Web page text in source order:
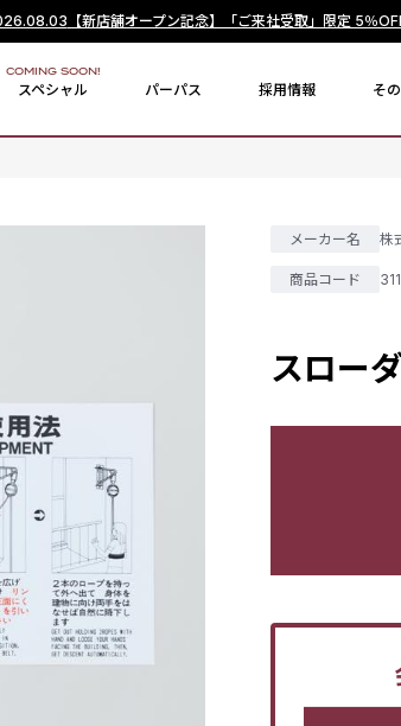
【新店舗オープン記念】「ご来社受取」限定 5％
スペシャル
COMING SOON!
パーパス 採用情報 そ
メーカー名 株
商品コード
スロー